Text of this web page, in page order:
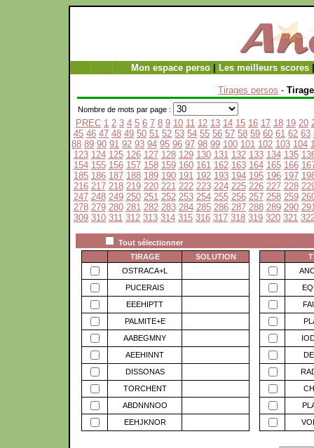
Mon espace perso| Les meilleurs scores
Tirages persos -
Nombre de mots par page :
PREC 1 2 3 4 5 6 7 8 9 10 11 12 13 14 15 16 17 18 19 20
45 46 47 48 49 50 51 52 53 54 55 56 57 58 59 60 61 62 63
88 89 90 91 92 93 94 95 96 97 98 99 100 101 102 103 104
123 124 125 126 127 128 129 130 131 132 133 134 135
154 155 156 157 158 159 160 161 162 163 164 165 166
185 186 187 188 189 190 191 192 193 194 195 196 197
216 217 218 219 220 221 222 223 224 225 226 227 228
247 248 249 250 251 252 253 254 255 256 257 258 259
278 279 280 281 282 283 284 285 286 287 288 289 290
309 310 311 312 313 314 315 316 317 318 319 320 321
Tout sélectionner
TIRAGE
SOLUTION
OSTRACA+L
PUCERAIS
EEEHIPTT
PALMITE+E
AABEGMNY
AEEHINNT
DISSONAS
TORCHENT
ABDNNNOO
EEHJKNOR